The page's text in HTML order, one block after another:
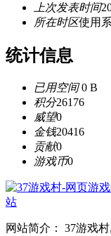
上次发表时间
所在时区使用
统计信息
已用空间0 B
积分26176
威望0
金钱20416
贡献0
游戏币0
网站简介： 37游戏